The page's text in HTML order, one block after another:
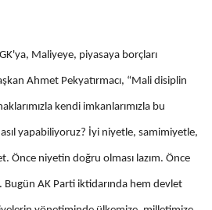
Maliyeye, piyasaya borçları
Ahmet Pekyatırmacı, “Mali disiplin
kendi imkanlarımızla bu
yapabiliyoruz? İyi niyetle, samimiyetle,
Önce niyetin doğru olması lazım. Önce
Bugün AK Parti iktidarında hem devlet